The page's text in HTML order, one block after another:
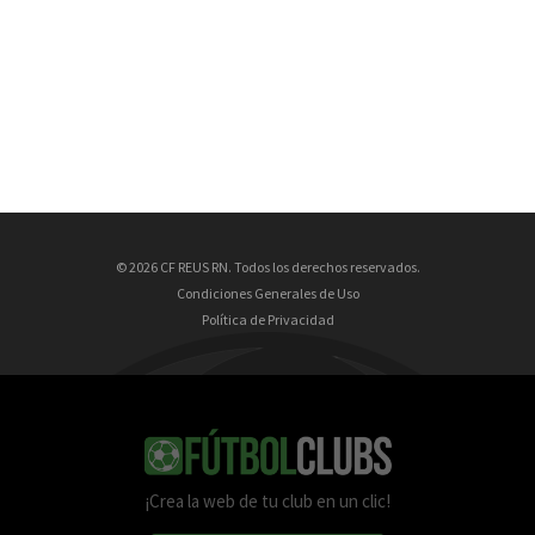
© 2026 CF REUS RN. Todos los derechos reservados.
Condiciones Generales de Uso
Política de Privacidad
¡Crea la web de tu club en un clic!